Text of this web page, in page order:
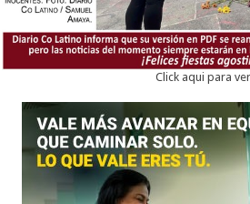
Click aqui para ver